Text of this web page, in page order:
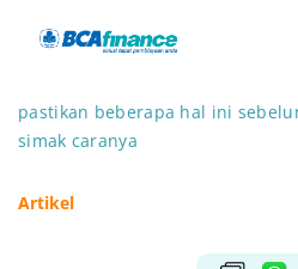
pastikan beberapa hal ini
simak caranya
Artikel